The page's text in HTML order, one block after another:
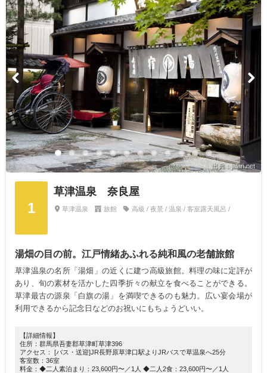
出典：jalan.net
1
草津温泉 奈良屋
草津温泉 旅館 高級 / 夜景 / 温泉 / 客室露天風呂 /
湯畑の目の前。江戸情緒あふれる純和風の老舗旅館
草津温泉の名所「湯畑」の近くに建つ高級旅館。料理の味に定評が
あり、旬の素材を活かした四季折々の献立を食べることができる。
草津最古の源泉「白旗の湯」を満喫できるのも魅力。広い宴会場が
利用できるから記念日などのお祝いにもちょうどいい。
【詳細情報】
住所：群馬県吾妻郡草津町草津396
アクセス： [バス・送迎]JR長野原草津口駅よりJRバスで草温泉へ25分
客室数：36室
料金：◆二人素泊まり：23,600円〜／1人 ◆二人2食：23,600円〜／1人